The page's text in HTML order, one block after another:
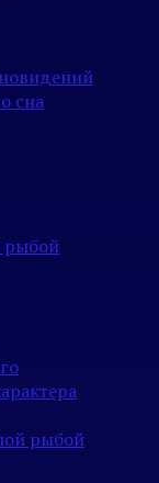
сна
рыбой
рыбой